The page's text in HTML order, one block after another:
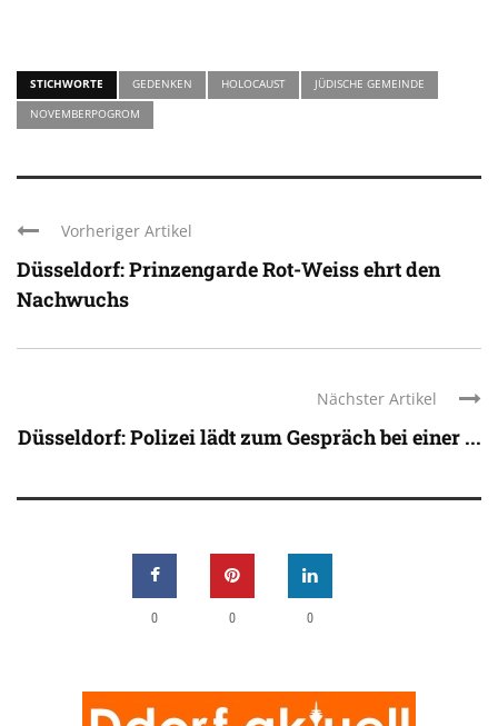
STICHWORTE GEDENKEN HOLOCAUST
JÜDISCHE GEMEINDE
NOVEMBERPOGROM
Vorheriger Artikel
Düsseldorf: Prinzengarde Rot-Weiss ehrt den
Nachwuchs
Nächster Artikel
Düsseldorf: Polizei lädt zum Gespräch bei einer ...
0 0 0